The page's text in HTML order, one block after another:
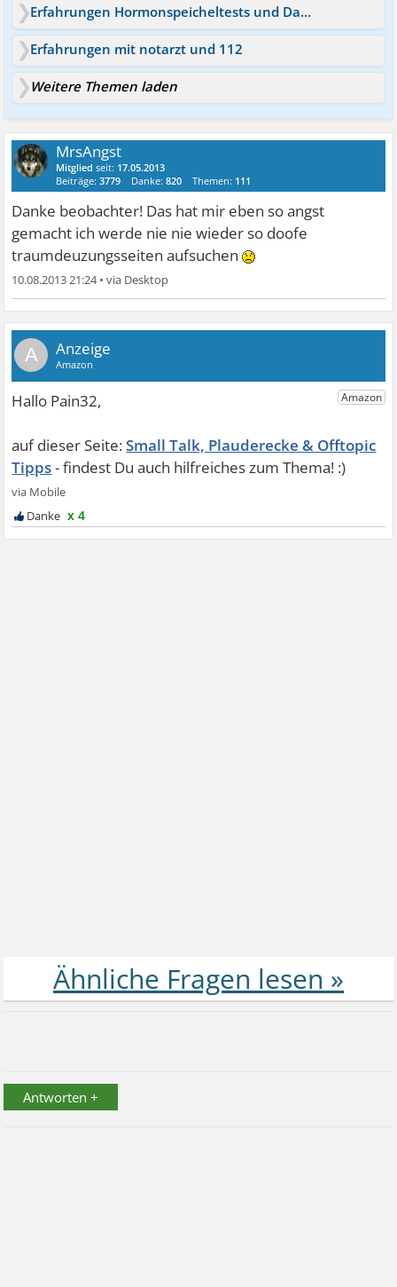
Erfahrungen Hormonspeicheltests und Darmtests
Erfahrungen mit notarzt und 112
Weitere Themen laden
MrsAngst
Mitglied seit: 17.05.2013
Beiträge:3779 Danke:820 Themen: 111
Danke beobachter! Das hat mir eben so angst
gemacht ich werde nie nie wieder so doofe
traumdeuzungsseiten aufsuchen
10.08.2013 21:24•
A
Small Talk, Plauderecke & Offtopic
Tipps
x 4
Antworten +